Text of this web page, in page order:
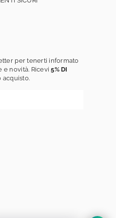
per tenerti informato
e novità. Ricevi5% DI
acquisto.